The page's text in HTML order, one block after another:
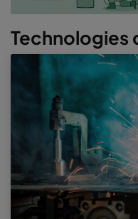
Technologies